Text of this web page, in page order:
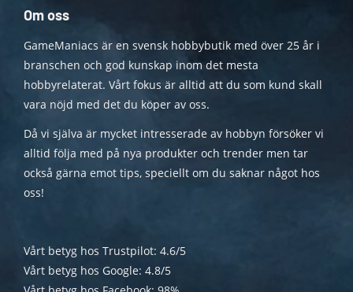
Om oss
GameManiacs är en svensk hobbybutik med över 25 år i
branschen och god kunskap inom det mesta
hobbyrelaterat. Vårt fokus är alltid att du som kund skall
vara nöjd med det du köper av oss.
Då vi själva är mycket intresserade av hobbyn försöker vi
alltid följa med på nya produkter och trender men tar
också gärna emot tips, speciellt om du saknar något hos
oss!
Vårt betyg hos Trustpilot: 4.6/5
Vårt betyg hos Google: 4.8/5